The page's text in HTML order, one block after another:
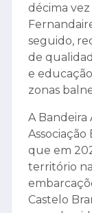
décima
seguido,
de
e
zonas
A
que em
território
Castelo